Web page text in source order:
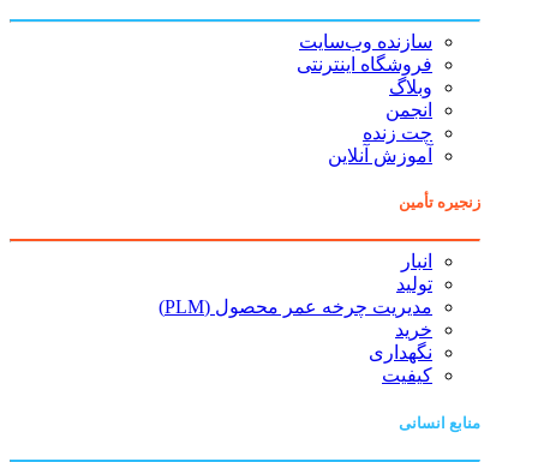
سازنده وب‌سایت
فروشگاه اینترنتی
وبلاگ
انجمن
چت زنده
آموزش آنلاین
زنجیره تأمین
انبار
تولید
مدیریت چرخه عمر محصول (PLM)
خرید
نگهداری
کیفیت
منابع انسانی